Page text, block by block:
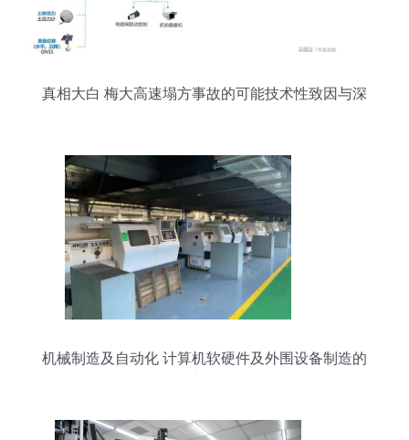
真相大白 梅大高速塌方事故的可能技术性致因与深
机械制造及自动化 计算机软硬件及外围设备制造的